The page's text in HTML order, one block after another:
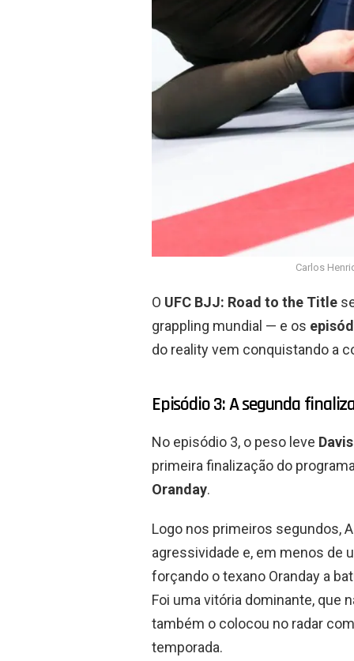
Carlos
O UFC BJJ: Road to the Title
grappling mundial — e os
do reality vem conquistando a
Episódio 3: A segunda
No episódio 3, o peso leve
primeira finalização do
Oranday.
Logo nos primeiros segundos,
agressividade e, em menos de
forçando o texano Oranday a
Foi uma vitória dominante, que
também o colocou no radar
temporada.